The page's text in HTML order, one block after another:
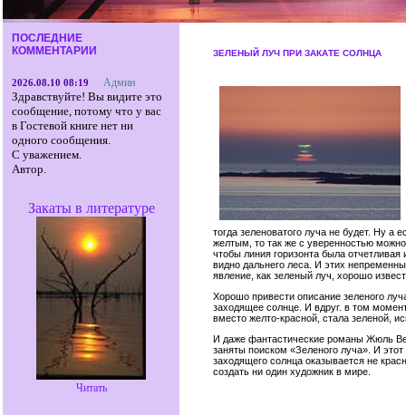
ПОСЛЕДНИЕ
КОММЕНТАРИИ
2026.08.10 08:19 Админ
Здравствуйте! Вы видите это
сообщение, потому что у вас
в Гостевой книге нет ни
одного сообщения.
С уважением.
Автор.
Закаты в литературе
Читать
ЗЕЛЕНЫЙ ЛУЧ ПРИ ЗАКАТЕ СОЛНЦА
тогда зеленоватого луча не будет. Ну а
желтым, то так же с уверенностью
чтобы линия горизонта была
видно дальнего леса. И этих
явление, как зеленый луч, хорошо
Хорошо привести описание зеленого
заходящее солнце. И вдруг. в том
вместо желто-красной, стала зеленой,
И даже фантастические романы Жюль
заняты поиском «Зеленого луча». И
заходящего солнца оказывается не
создать ни один художник в мире.